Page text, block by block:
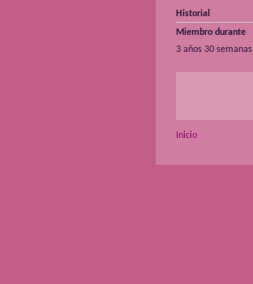
Historial
Miembro durante
3 años 30 semanas
Inicio